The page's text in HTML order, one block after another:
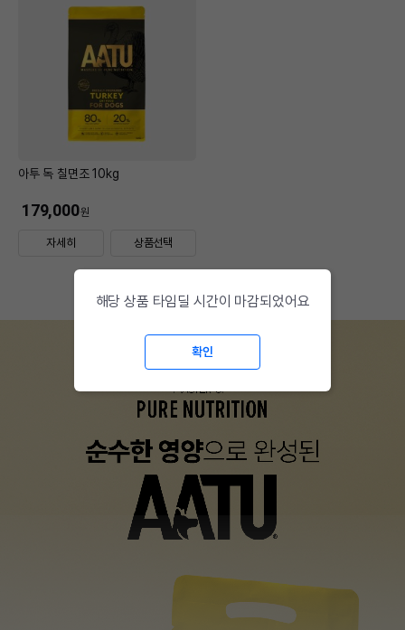
아투 독 칠면조 10kg
179,000원
자세히 상품선택
해당 상품 타임딜 시간이 마감되었어요
확인